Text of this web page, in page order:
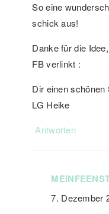
So eine
schick aus!
Danke für die
FB verlinkt :
Dir einen schönen
LG Heike
Antworten
7. Dezember